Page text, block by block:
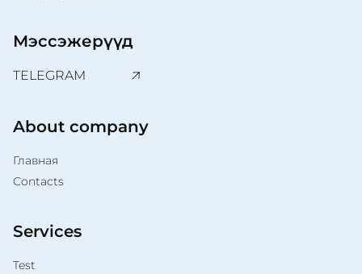
About company
Главная
Contacts
Services
Test
Мэссэжерүүд
TELEGRAM